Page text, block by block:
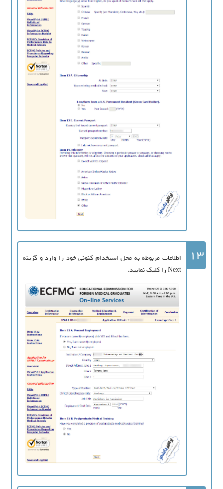
13
اطلاعات مربوطه به محل استخدام کنونی خود را وارد و گزینه
Next را کلیک نمایید.